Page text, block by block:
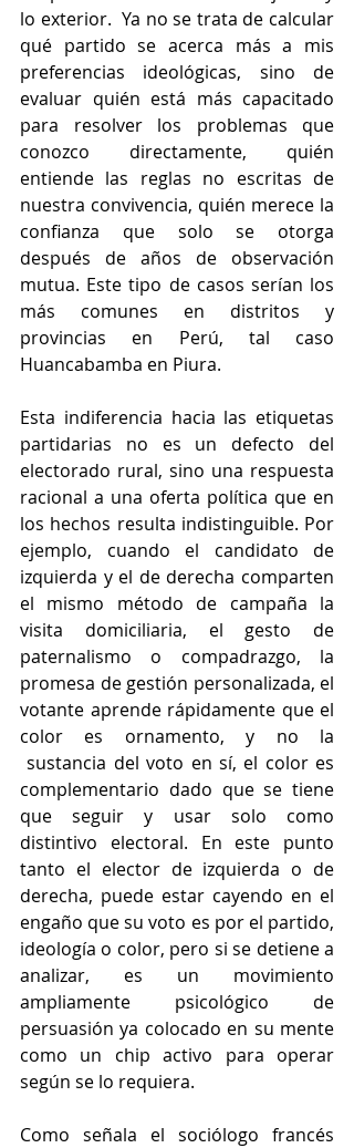
lo exterior.  Ya no se trata de calcular
qué partido se acerca más a mis
preferencias ideológicas, sino de
evaluar quién está más capacitado
para resolver los problemas que
conozco directamente, quién
entiende las reglas no escritas de
nuestra convivencia, quién merece la
confianza que solo se otorga
después de años de observación
mutua. Este tipo de casos serían los
más comunes en distritos y
provincias en Perú, tal caso
Huancabamba en Piura.
Esta indiferencia hacia las etiquetas
partidarias no es un defecto del
electorado rural, sino una respuesta
racional a una oferta política que en
los hechos resulta indistinguible. Por
ejemplo, cuando el candidato de
izquierda y el de derecha comparten
el mismo método de campaña la
visita domiciliaria, el gesto de
paternalismo o compadrazgo, la
promesa de gestión personalizada, el
votante aprende rápidamente que el
color es ornamento, y no la
sustancia del voto en sí, el color es
complementario dado que se tiene
que seguir y usar solo como
distintivo electoral. En este punto
tanto el elector de izquierda o de
derecha, puede estar cayendo en el
engaño que su voto es por el partido,
ideología o color, pero si se detiene a
analizar, es un movimiento
ampliamente psicológico de
persuasión ya colocado en su mente
como un chip activo para operar
según se lo requiera.
Como señala el sociólogo francés